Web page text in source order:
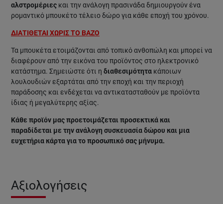
αλστρομέριες και την ανάλογη πρασινάδα δημιουργούν ένα
ρομαντικό μπουκέτο τέλειο δώρο για κάθε εποχή του χρόνου.
ΔΙΑΤΙΘΕΤΑΙ ΧΩΡΙΣ ΤΟ ΒΑΖΟ
Τα μπουκέτα ετοιμάζονται από τοπικό ανθοπώλη και μπορεί να
διαφέρουν από την εικόνα του προϊόντος στο ηλεκτρονικό
κατάστημα. Σημειώστε ότι η διαθεσιμότητα κάποιων
λουλουδιών εξαρτάται από την εποχή και την περιοχή
παράδοσης και ενδέχεται να αντικατασταθούν με προϊόντα
ίδιας ή μεγαλύτερης αξίας.
Κάθε προϊόν μας προετοιμάζεται προσεκτικά και
παραδίδεται με την ανάλογη συσκευασία δώρου και μια
ευχετήρια κάρτα για το προσωπικό σας μήνυμα.
Αξιολογήσεις